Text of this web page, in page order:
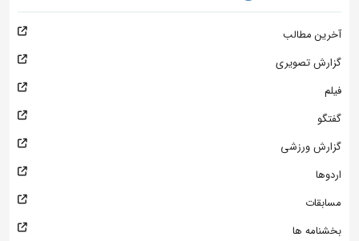
آخرین مطالب
گزارش تصویری
فیلم
گفتگو
گزارش ورزشی
اردوها
مسابقات
بخشنامه ها